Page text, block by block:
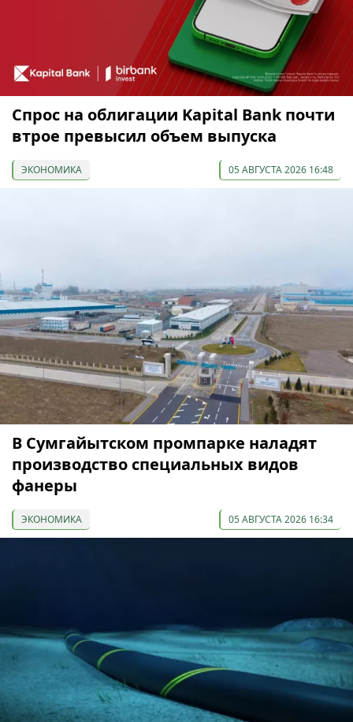
Спрос на облигации Kapital Bank почти
втрое превысил объем выпуска
ЭКОНОМИКА 05 АВГУСТА 2026 16:48
В Сумгайытском промпарке наладят
производство специальных видов
фанеры
ЭКОНОМИКА 05 АВГУСТА 2026 16:34